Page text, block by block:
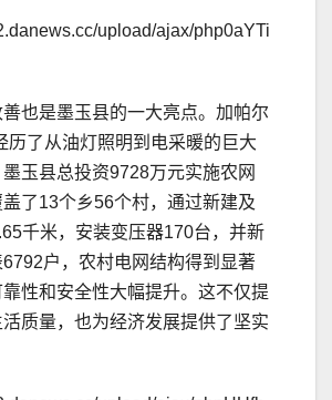
也是墨玉县的一大亮点。加帕尔
历了从油灯照明到电采暖的巨大
玉县总投资9728万元实施农网
了13个乡56个村，通过新建及
千米，安装变压器170台，并新
户，农村电网结构得到显著
性和安全性大幅提升。这不仅提
质量，也为经济发展提供了坚实